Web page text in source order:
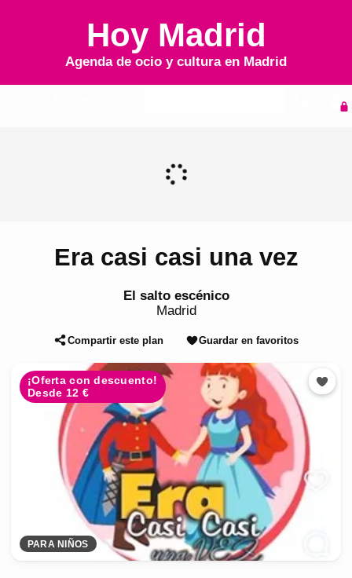
Hoy Madrid
Agenda de ocio y cultura en Madrid
Era casi casi una vez
El salto escénico
Madrid
Compartir este plan Guardar en favoritos
¡Oferta con descuento!
Desde 12 €
PARA NIÑOS